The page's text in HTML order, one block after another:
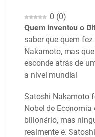
0 (0)
Quem inventou o
saber que quem
Nakamoto, mas
esconde atrás de
a nível mundial
Satoshi Nakamoto
Nobel de Economia
bilionário, mas
realmente é.